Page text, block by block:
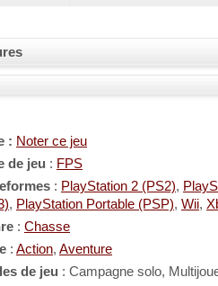
: Noter ce jeu
de jeu : FPS
: PlayStation 2 (PS2),
, PlayStation Portable (PSP), Wii,
: Chasse
: Action, Aventure
de jeu : Campagne solo,